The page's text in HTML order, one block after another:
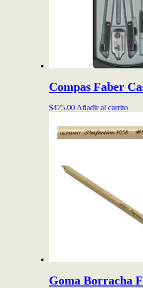
Compas Faber
$475.00Añadir al carrito
Goma Borracha